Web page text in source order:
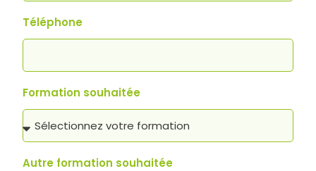
Téléphone
Formation souhaitée
Autre formation souhaitée